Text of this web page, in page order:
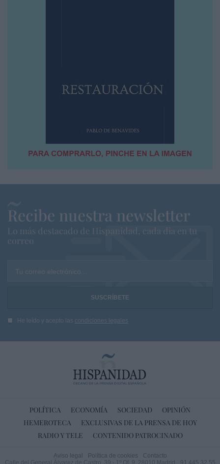
Recibe nuestra newsletter
Lo más destacado de Hispanidad, cada dia en tu
correo
Tu correo electrónico...
He leído y acepto las condiciones legales
POLÍTICA ECONOMÍA SOCIEDAD
OPINIÓN
HEMEROTECA
EXCLUSIVAS DE LA PRENSA DE HOY
RADIO Y TELE
CONTENIDO PATROCINADO
Aviso legal Política de cookies
Contacto
Calle del General Álvarez de Castro, 39 - 1º Of. 9. 28010 Madrid
91 445 32 55